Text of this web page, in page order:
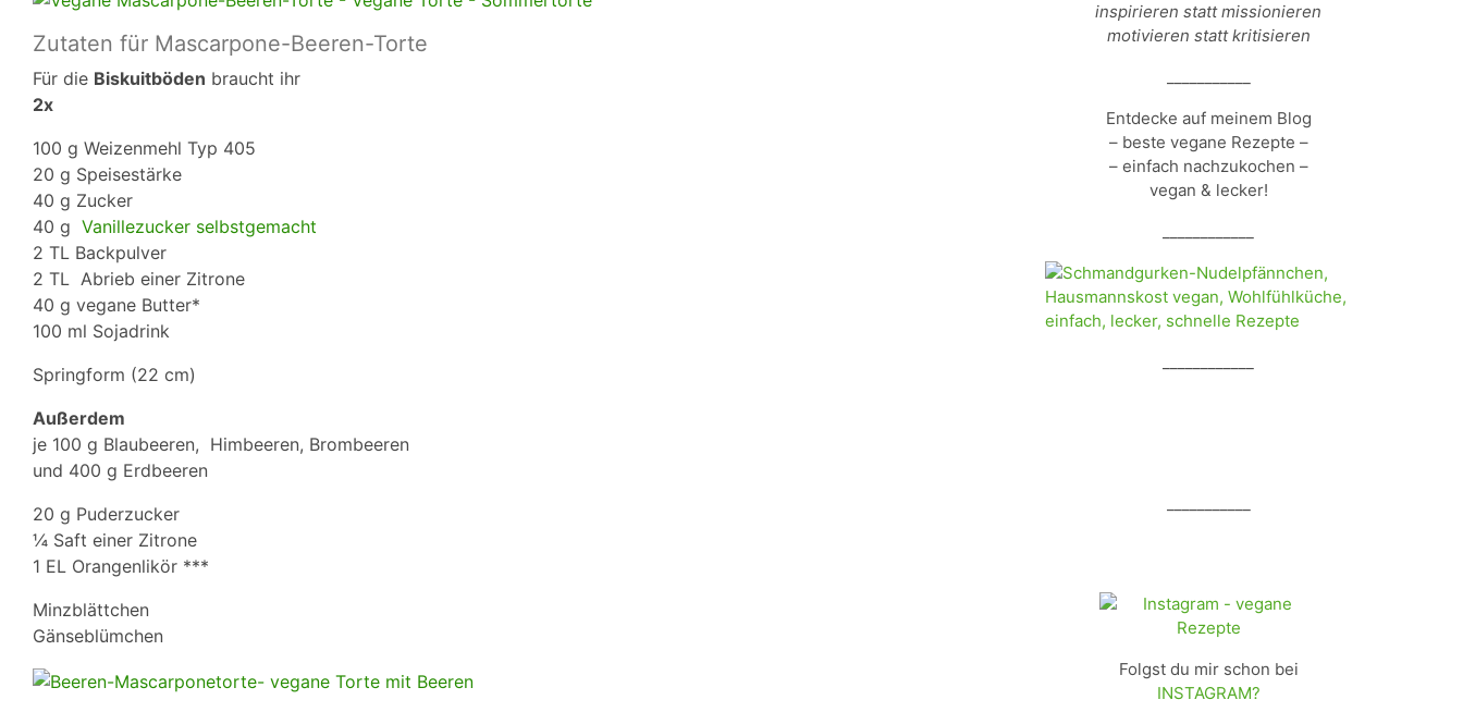
Zutaten für Mascarpone-Beeren-Torte
Für die Biskuitböden braucht ihr
2x
100 g Weizenmehl Typ 405
20 g Speisestärke
40 g Zucker
40 g Vanillezucker selbstgemacht
2 TL Backpulver
2 TL Abrieb einer Zitrone
40 g vegane Butter*
100 ml Sojadrink
Springform (22 cm)
Außerdem
je 100 g Blaubeeren, Himbeeren, Brombeeren
und 400 g Erdbeeren
20 g Puderzucker
¼ Saft einer Zitrone
1 EL Orangenlikör ***
Minzblättchen
Gänseblümchen
inspirieren statt missionieren
motivieren statt kritisieren
Entdecke auf meinem Blog
– beste vegane Rezepte –
– einfach nachzukochen –
vegan & lecker!
Folgst du mir schon bei
INSTAGRAM?